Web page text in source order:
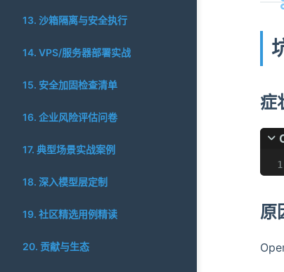
13. 沙箱隔离与安全执行
14. VPS/服务器部署实战
15. 安全加固检查清单
16. 企业风险评估问卷
17. 典型场景实战案例
18. 深入模型层定制
19. 社区精选用例精读
20. 贡献与生态
症
原